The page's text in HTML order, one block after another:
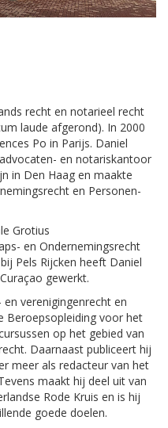
recht en notarieel recht
laude afgerond). In 2000
Po in Parijs. Daniel
en notariskantoor
in Den Haag en maakte
en Personen-
Grotius
en Ondernemingsrecht
Pels Rijcken heeft Daniel
gewerkt.
verenigingenrecht en
Beroepsopleiding voor het
op het gebied van
Daarnaast publiceert hij
meer als redacteur van het
maakt hij deel uit van
Rode Kruis en is hij
goede doelen.